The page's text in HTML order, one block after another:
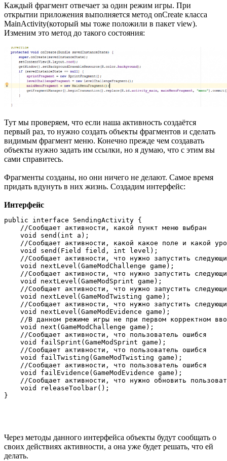
Каждый фрагмент отвечает за один режим игры. При
открытии приложения выполняется метод onCreate класса
MainActivity(который мы тоже положили в пакет view).
Изменим это метод до такого состояния:
Тут мы проверяем, что если наша активность создаётся
первый раз, то нужно создать объекты фрагментов и сделать
видимым фрагмент меню. Конечно прежде чем создавать
объекты нужно задать им ссылки, но я думаю, что с этим вы
сами справитесь.
Фрагменты созданы, но они ничего не делают. Самое время
придать вдунуть в них жизнь. Создадим интерфейс:
Интерфейс
public interface SendingActivity {
    //Сообщает активности, какой пункт меню выбран
    void send(int a);
//Сообщает активности, какой какое поле и какой
    void send(Field field, int level);
//Сообщает активности, что нужно запустить
    void nextLevel(GameModChallenge game);
//Сообщает активности, что нужно запустить
    void nextLevel(GameModSprint game);
//Сообщает активности, что нужно запустить
    void nextLevel(GameModTwisting game);
//Сообщает активности, что нужно запустить
    void nextLevel(GameModEvidence game);
//В данном режиме игры не при первом корректном
    void next(GameModChallenge game);
    //Сообщает активности, что пользователь ошибся
    void failSprint(GameModSprint game);
    //Сообщает активности, что пользователь ошибся
    void failTwisting(GameModTwisting game);
    //Сообщает активности, что пользователь ошибся
    void failEvidence(GameModEvidence game);
//Сообщает активности, что нужно обновить
    void releaseToolbar();
Через методы данного интерфейса объекты будут сообщать о
своих действиях активности, а она уже будет решать, что ей
делать.